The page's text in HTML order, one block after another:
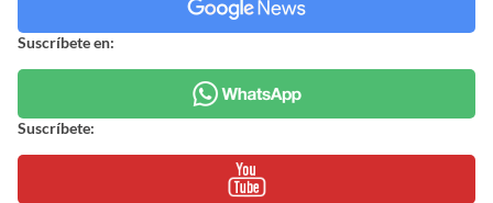
Suscríbete en:
Suscríbete: